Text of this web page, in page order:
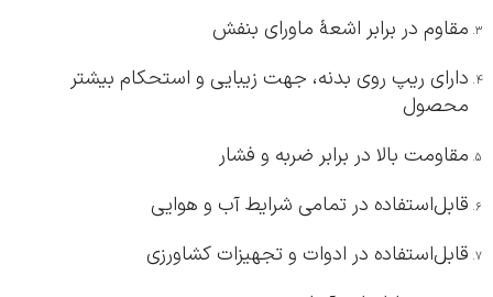
مقاوم در برابر اشعۀ ماورای بنفش
دارای ریپ‌ روی بدنه، جهت زیبایی و استحکام بیشتر
محصول
مقاومت بالا در برابر ضربه و فشار
قابل‌استفاده در تمامی شرایط آب و هوایی
قابل‌استفاده در ادوات و تجهیزات کشاورزی